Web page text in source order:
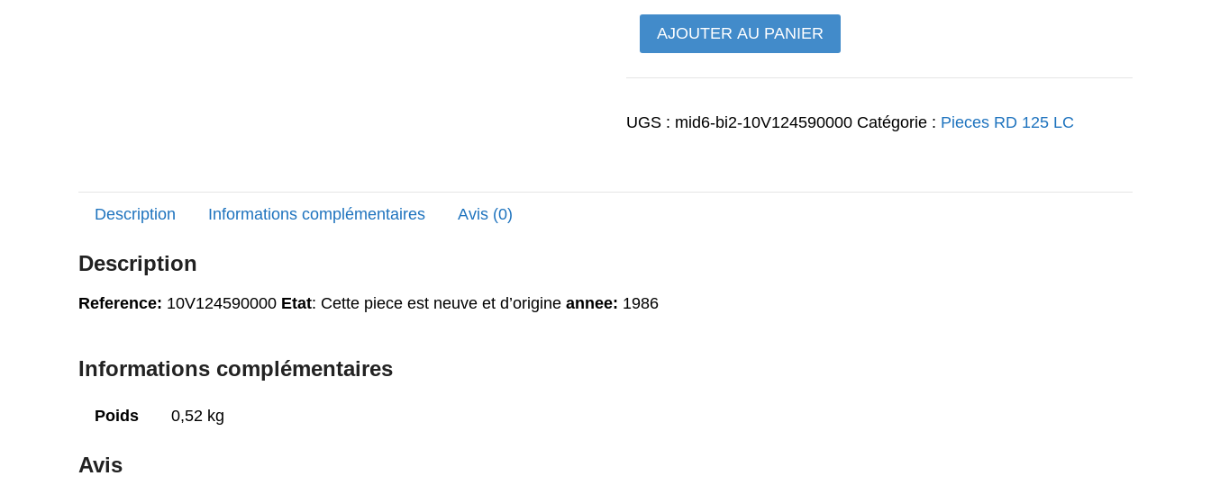
était :
18,00€.
est :
12,00€.
quantité
de
pignon
de
AJOUTER AU PANIER
UGS : mid6-bi2-10V124590000 Catégorie : Pieces RD 125 LC
Description Informations complémentaires Avis (0)
Description
Reference: 10V124590000 Etat: Cette piece est neuve et d’origine annee: 1986
Informations complémentaires
Poids 0,52 kg
Avis